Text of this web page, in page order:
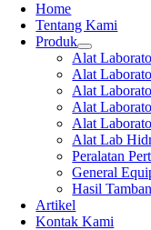
Home
Tentang Kami
Produk
Alat
Alat
Alat
Alat
Alat
Alat Lab
Peralatan
General
Hasil
Artikel
Kontak Kami